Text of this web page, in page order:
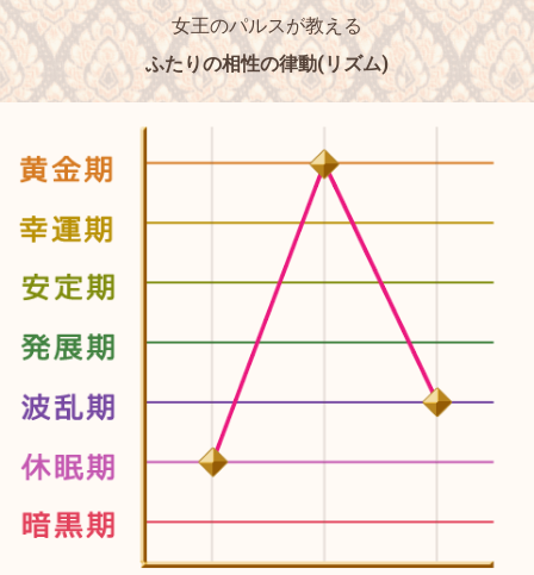
女王のパルスが教える
ふたりの相性の律動(リズム)